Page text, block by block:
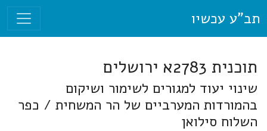
תב"ע עכשיו
תוכנית 2783א ירושלים
שינוי יעוד למגורים לשימור ושיקום
בהמורדות המערביים של הר המשחית / כפר
השלוח סילואן